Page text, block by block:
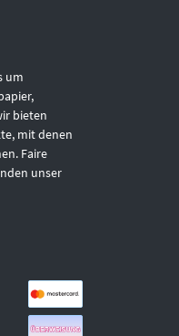
um
bieten
mit denen
Faire
unser